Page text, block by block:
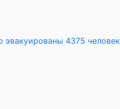
4375 человек